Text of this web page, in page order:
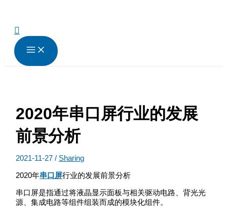
搜
索
2020年串口屏行业的发展
前景分析
2021-11-27/ Sharing
2020年串口屏行业的发展前景分析
串口屏是指通过将液晶显示面板与相关驱动电路、背光光
源、集成电路等组件组装而成的模块化组件。